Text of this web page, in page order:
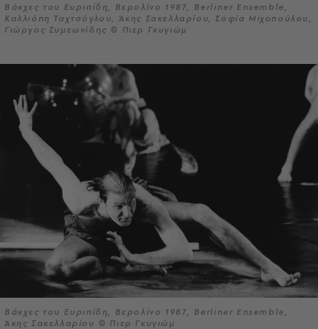
Βάκχες του Ευριπίδη, Βερολίνο 1987, Berliner Ensemble,
Καλλιόπη Ταχτσόγλου, Άκης Σακελλαρίου, Σοφία Μιχοπούλου,
Γιώργος Συμεωνίδης © Πιερ Γκυγιώμ
Βάκχες του Ευριπίδη, Βερολίνο 1987, Berliner Ensemble,
Άκης Σακελλαρίου © Πιερ Γκυγιώμ